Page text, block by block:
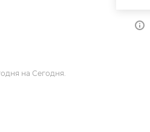
на Сегодня.